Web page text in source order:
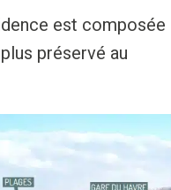
est composée
préservé au